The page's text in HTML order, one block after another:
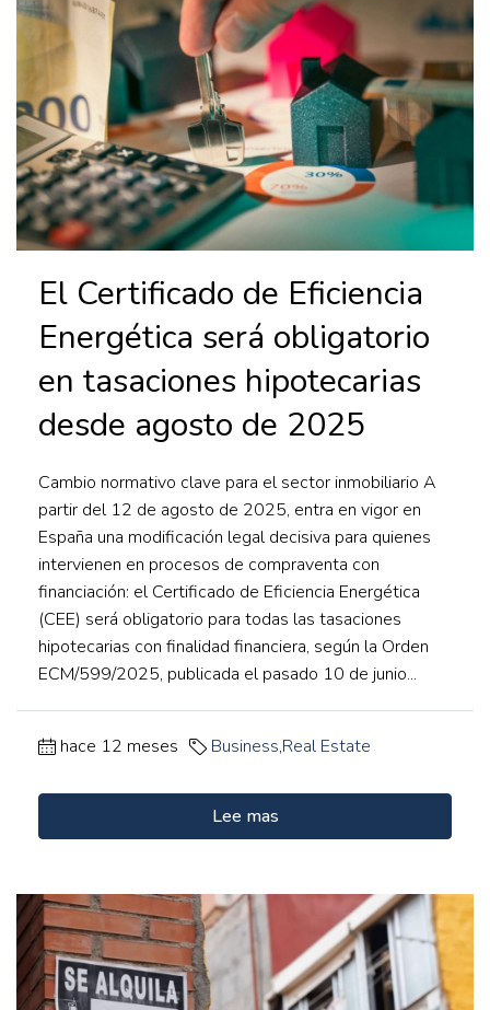
El Certificado de Eficiencia
Energética será obligatorio
en tasaciones hipotecarias
desde agosto de 2025
Cambio normativo clave para el sector inmobiliario A
partir del 12 de agosto de 2025, entra en vigor en
España una modificación legal decisiva para quienes
intervienen en procesos de compraventa con
financiación: el Certificado de Eficiencia Energética
(CEE) será obligatorio para todas las tasaciones
hipotecarias con finalidad financiera, según la Orden
ECM/599/2025, publicada el pasado 10 de junio...
hace 12 meses Business,Real Estate
Lee mas